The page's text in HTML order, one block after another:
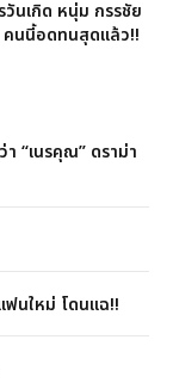
นเกิด หนุ่ม กรรชัย
คนนี้อดทนสุดแล้ว!!
“เนรคุณ” ดราม่า
ฟนใหม่ โดนแฉ!!